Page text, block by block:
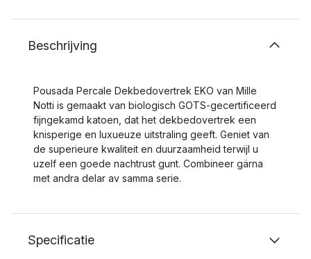
Beschrijving
Pousada Percale Dekbedovertrek EKO van Mille
Notti is gemaakt van biologisch GOTS-gecertificeerd
fijngekamd katoen, dat het dekbedovertrek een
knisperige en luxueuze uitstraling geeft. Geniet van
de superieure kwaliteit en duurzaamheid terwijl u
uzelf een goede nachtrust gunt. Combineer gärna
met andra delar av samma serie.
Specificatie